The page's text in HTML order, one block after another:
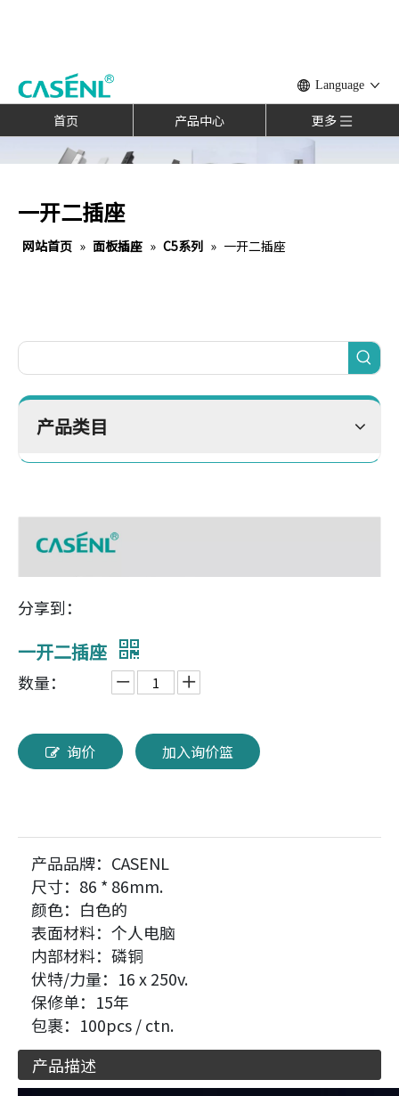
Language
首页 产品中心 更多
一开二插座
网站首页 » 面板插座 » C5系列 » 一开二插座
产品类目
分享到：
一开二插座
数量：
询价 加入询价篮
产品品牌： CASENL
尺寸： 86 * 86mm.
颜色： 白色的
表面材料： 个人电脑
内部材料： 磷铜
伏特/力量： 16 x 250v.
保修单： 15年
包裹： 100pcs / ctn.
产品描述